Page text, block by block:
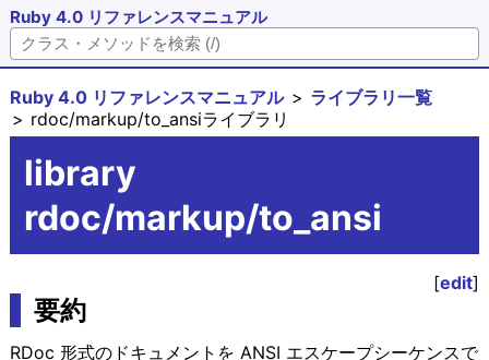
Ruby 4.0 リファレンスマニュアル
Ruby 4.0 リファレンスマニュアル
ライブラリ一覧
rdoc/markup/to_ansiライブラリ
library
rdoc/markup/to_ansi
[edit]
要約
RDoc 形式のドキュメントを ANSI エスケープシーケンスで